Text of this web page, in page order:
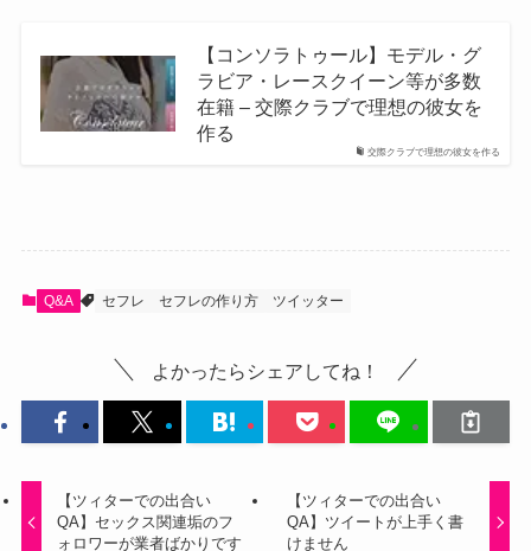
交際クラブで理想の彼女を作る
【コンソラトゥール】モデル・グ
ラビア・レースクイーン等が多数
在籍 – 交際クラブで理想の彼女を
作る
Q&A セフレ セフレの作り方 ツイッター
よかったらシェアしてね！
【ツィターでの出合い
QA】セックス関連垢のフ
ォロワーが業者ばかりです
【ツィターでの出合い
QA】ツイートが上手く書
けません